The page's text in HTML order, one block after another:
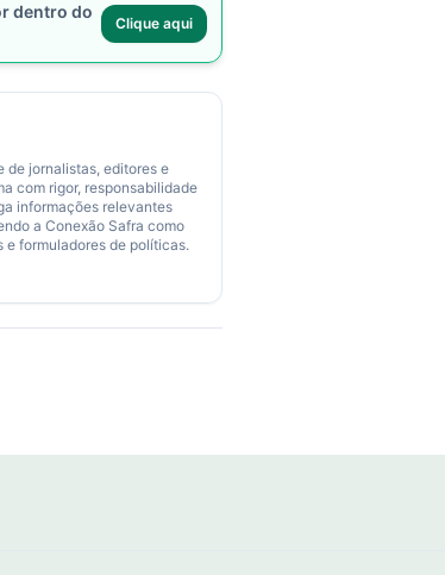
dentro do
Clique aqui
de jornalistas, editores e
com rigor, responsabilidade
informações relevantes
a Conexão Safra como
e formuladores de políticas.